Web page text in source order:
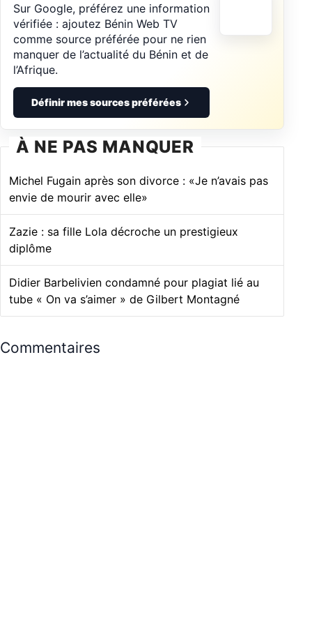
Sur Google, préférez une information
vérifiée : ajoutez Bénin Web TV
comme source préférée pour ne rien
manquer de l’actualité du Bénin et de
l’Afrique.
Définir mes sources préférées
À NE PAS MANQUER
Michel Fugain après son divorce : «Je n’avais pas
envie de mourir avec elle»
Zazie : sa fille Lola décroche un prestigieux
diplôme
Didier Barbelivien condamné pour plagiat lié au
tube « On va s’aimer » de Gilbert Montagné
Commentaires